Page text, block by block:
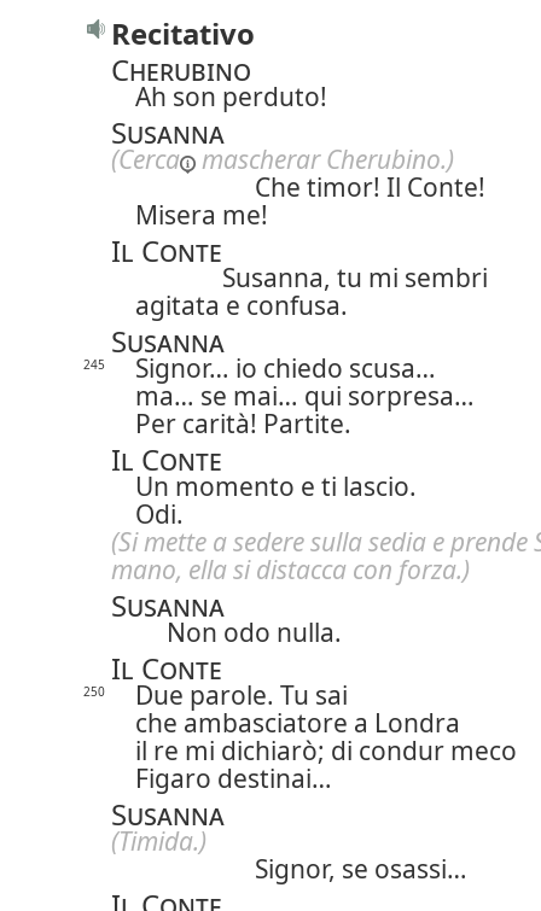
Recitativo
Cherubino
Ah son perduto!
Susanna
(Cerca
mascherar Cherubino.)
Che timor! Il Conte!
Misera me!
Il Conte
Susanna, tu mi sembri
agitata e confusa.
Susanna
245
Signor… io chiedo scusa…
ma… se mai… qui sorpresa…
Per carità! Partite.
Il Conte
Un momento e ti lascio.
Odi.
(Si mette a sedere sulla sedia e prende
mano, ella si distacca con forza.)
Susanna
Non odo nulla.
Il Conte
250
Due parole. Tu sai
che ambasciatore a Londra
il re mi dichiarò; di condur meco
Figaro destinai…
Susanna
(Timida.)
Signor, se osassi…